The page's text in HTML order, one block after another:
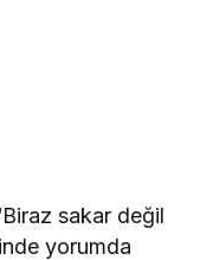
sakar değil
yorumda